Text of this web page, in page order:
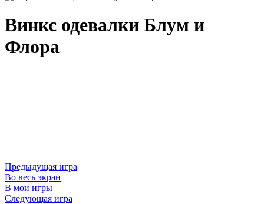
Винкс одевалки Блум и
Флора
Предыдущая игра
Во весь экран
В мои игры
Следующая игра